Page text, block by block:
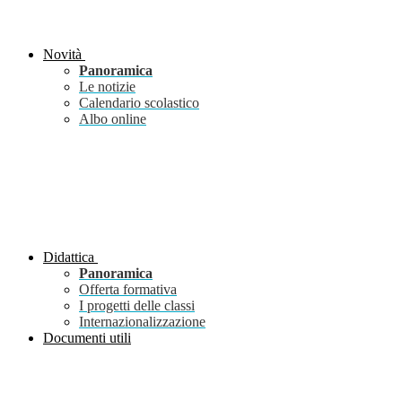
Novità
Panoramica
Le notizie
Calendario scolastico
Albo online
Didattica
Panoramica
Offerta formativa
I progetti delle classi
Internazionalizzazione
Documenti utili